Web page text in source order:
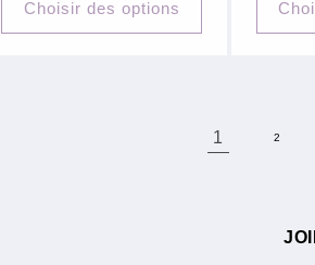
Choisir des options
1 2